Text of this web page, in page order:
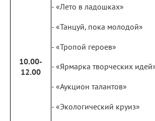
10.00-
12.00
- «Лето в ладошках»
- «Танцуй, пока молодой»
- «Тропой героев»
- «Ярмарка творческих
- «Аукцион талантов»
- «Экологический круиз»